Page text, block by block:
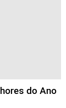
do Ano